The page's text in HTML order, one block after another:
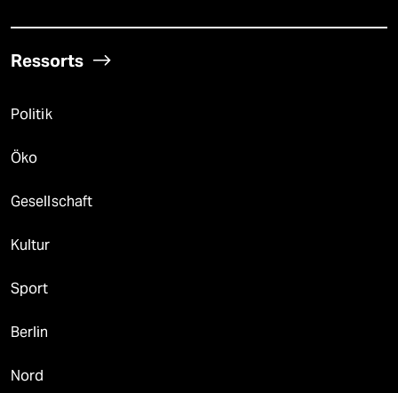
Ressorts
Politik
Öko
Gesellschaft
Kultur
Sport
Berlin
Nord